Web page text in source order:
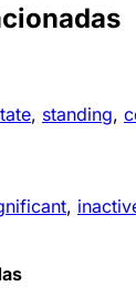
, standing,
,